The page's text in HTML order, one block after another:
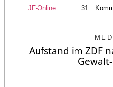
JF-Online 31
Aufstand im ZDF